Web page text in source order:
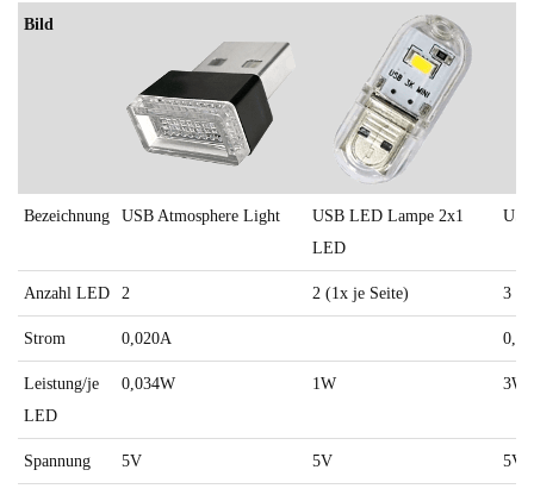
Bild
Bezeichnung USB Atmosphere Light
USB LED Lampe 2x1
LED
Anzahl LED 2 2 (1x je Seite) 3
Strom 0,020A
Leistung/je
LED
0,034W 1W 3W
Spannung 5V 5V 5V